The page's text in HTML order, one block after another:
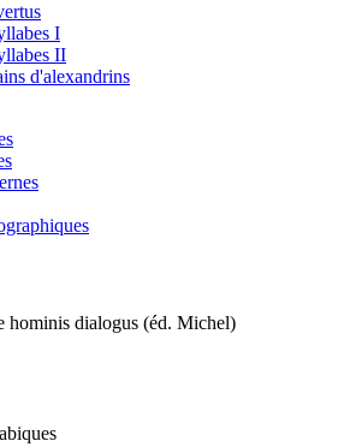
I
II
d'alexandrins
hominis dialogus (éd. Michel)